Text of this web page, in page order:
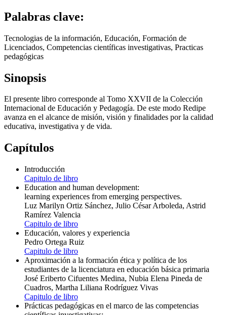
Palabras clave:
Tecnologias de la información, Educación, Formación de
Licenciados, Competencias científicas investigativas, Practicas
pedagógicas
Sinopsis
El presente libro corresponde al Tomo XXVII de la Colección
Internacional de Educación y Pedagogía. De este modo Redipe
avanza en el alcance de misión, visión y finalidades por la calidad
educativa, investigativa y de vida.
Capítulos
Introducción
Capitulo de libro
Education and human development:
learning experiences from emerging perspectives.
Luz Marilyn Ortiz Sánchez, Julio César Arboleda, Astrid
Ramírez Valencia
Capitulo de libro
Educación, valores y experiencia
Pedro Ortega Ruiz
Capitulo de libro
Aproximación a la formación ética y política de los
estudiantes de la licenciatura en educación básica primaria
José Eriberto Cifuentes Medina, Nubia Elena Pineda de
Cuadros, Martha Liliana Rodríguez Vivas
Capitulo de libro
Prácticas pedagógicas en el marco de las competencias